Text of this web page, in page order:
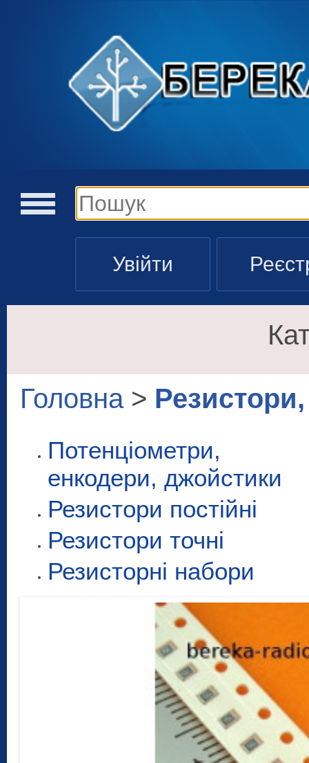
Увійти
Головна>
Потенціометри,
енкодери, джойстики
Резистори постійні
Резистори точні
Резисторні набори